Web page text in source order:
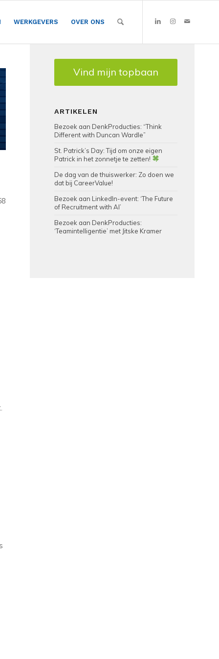
WERKGEVERS OVER ONS
Vind mijn topbaan
ARTIKELEN
Bezoek aan DenkProducties: “Think
Different with Duncan Wardle”
St. Patrick’s Day: Tijd om onze eigen
Patrick in het zonnetje te zetten!
De dag van de thuiswerker: Zo doen we
dat bij CareerValue!
Bezoek aan LinkedIn-event: ‘The Future
of Recruitment with AI’
Bezoek aan DenkProducties:
‘Teamintelligentie’ met Jitske Kramer